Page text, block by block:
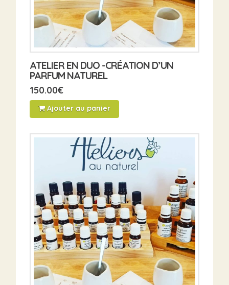
ATELIER EN DUO -CRÉATION D’UN
PARFUM NATUREL
150.00€
Ajouter au panier